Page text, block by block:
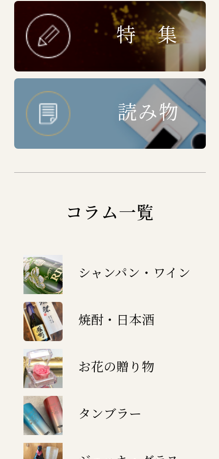
特 集
読み物
コラム一覧
シャンパン・ワイン
焼酎・日本酒
お花の贈り物
タンブラー